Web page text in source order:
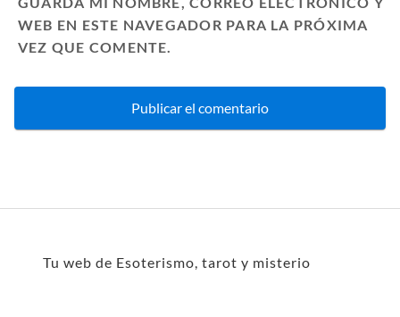
WEB EN ESTE NAVEGADOR PARA LA PRÓXIMA
VEZ QUE COMENTE.
Tu web de Esoterismo, tarot y misterio